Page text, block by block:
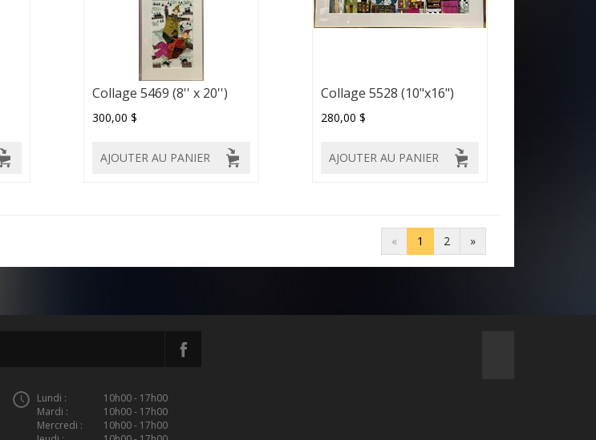
Collage 5469 (8'' x 20'')
300,00 $
AJOUTER AU PANIER
Collage 5528 (10"x16")
280,00 $
AJOUTER AU PANIER
« 1 2 »
Lundi :
10h00 - 17h00
Mardi :
10h00 - 17h00
Mercredi :
10h00 - 17h00